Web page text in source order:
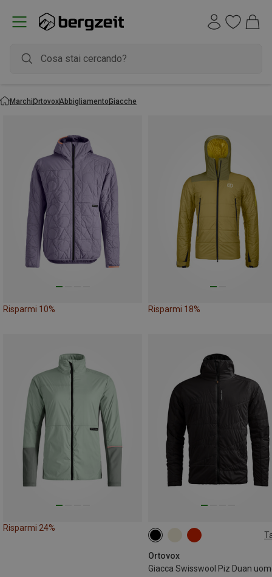
MarchiOrtovoxAbbigliamentoGiacche
Risparmi 10% Risparmi 18%
Risparmi 24%
Ortovox
Giacca Swisswool Piz Duan
M